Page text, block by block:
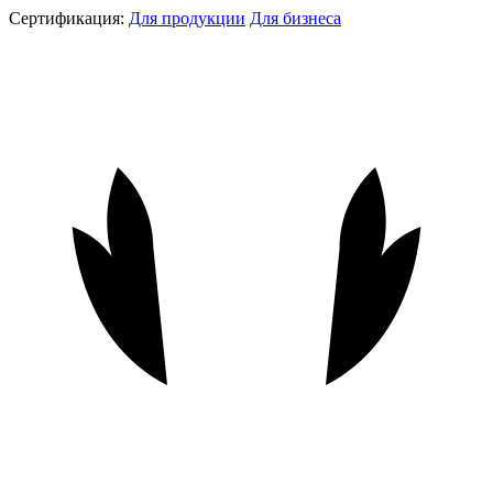
Сертификация: Для продукции Для бизнеса